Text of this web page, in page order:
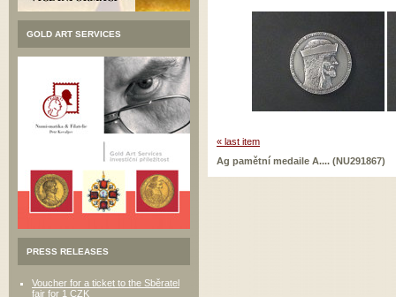
GOLD ART SERVICES
PRESS RELEASES
Voucher for a ticket to the Sběratel
fair for 1 CZK
« last item
Ag pamětní medaile A.... (NU291867)